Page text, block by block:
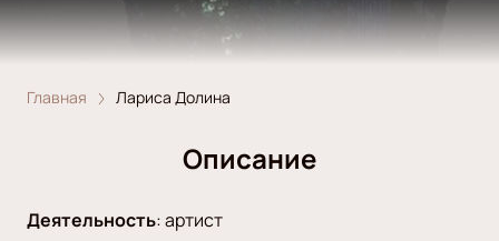
Главная Лариса Долина
Описание
Деятельность:артист